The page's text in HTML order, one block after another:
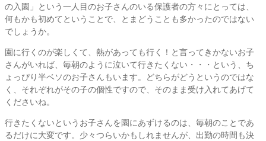
の入園」という一人目のお子さんのいる保護者の方々にとっては、
何もかも初めてということで、とまどうことも多かったのではない
でしょうか。
園に行くのが楽しくて、熱があっても行く！と言ってきかないお子
さんがいれば、毎朝のように泣いて行きたくない・・・という、ち
ょっぴり半ベソのお子さんもいます。どちらがどうというのではな
く、それぞれがその子の個性ですので、そのまま受け入れてあげて
くださいね。
行きたくないというお子さんを園にあずけるのは、毎朝のことであ
るだけに大変です。少々つらいかもしれませんが、出勤の時間も決